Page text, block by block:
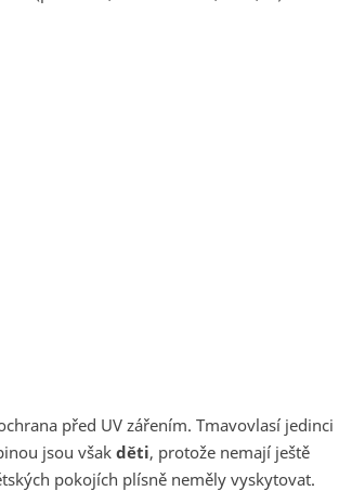
před UV zářením. Tmavovlasí jedinci
jsou všakděti, protože nemají ještě
pokojích plísně neměly vyskytovat.